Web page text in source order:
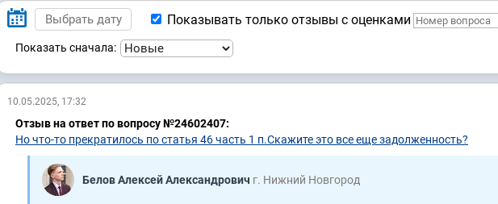
Показывать только отзывы с оценками
Показать сначала:
10.05.2025, 17:32
Отзыв на ответ по вопросу №24602407:
Но что-то прекратилось по статья 46 часть 1 п.Скажите это все еще задолженность?
Белов Алексей Александрович г. Нижний Новгород